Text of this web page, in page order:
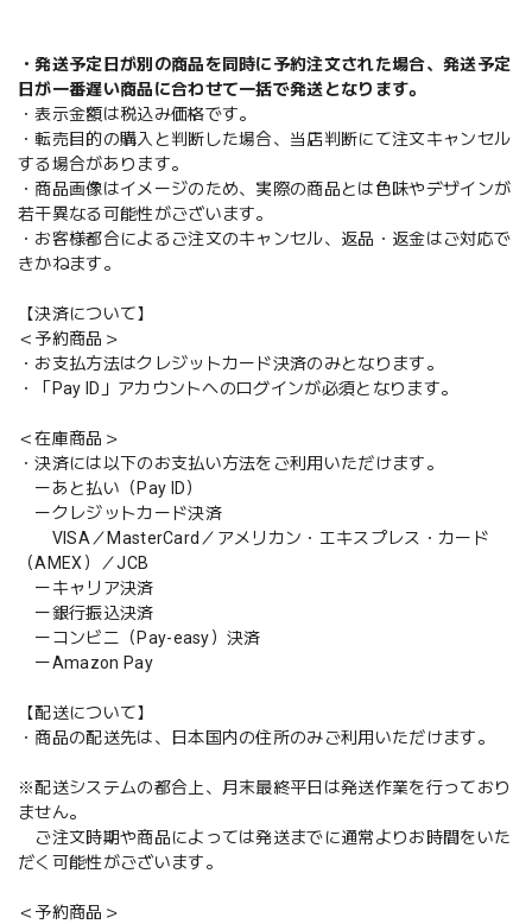
・発送予定日が別の商品を同時に予約注文された場合、発送予定
日が一番遅い商品に合わせて一括で発送となります。
・表示金額は税込み価格です。
・転売目的の購入と判断した場合、当店判断にて注文キャンセル
する場合があります。
・商品画像はイメージのため、実際の商品とは色味やデザインが
若干異なる可能性がございます。
・お客様都合によるご注文のキャンセル、返品・返金はご対応で
きかねます。
【決済について】
＜予約商品＞
・お支払方法はクレジットカード決済のみとなります。
・「Pay ID」アカウントへのログインが必須となります。
＜在庫商品＞
・決済には以下のお支払い方法をご利用いただけます。
ーあと払い（Pay ID）
ークレジットカード決済
VISA／MasterCard／アメリカン・エキスプレス・カード
（AMEX）／JCB
ーキャリア決済
ー銀行振込決済
ーコンビニ（Pay-easy）決済
ーAmazon Pay
【配送について】
・商品の配送先は、日本国内の住所のみご利用いただけます。
※配送システムの都合上、月末最終平日は発送作業を行っており
ません。
ご注文時期や商品によっては発送までに通常よりお時間をいた
だく可能性がございます。
＜予約商品＞